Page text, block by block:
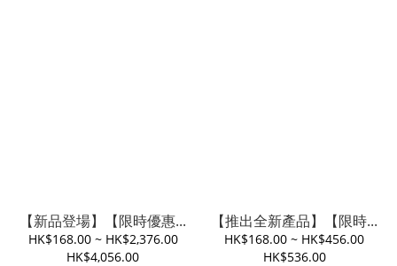
【新品登場】【限時優惠...
HK$168.00 ~ HK$2,376.00
HK$4,056.00
【推出全新產品】【限時...
HK$168.00 ~ HK$456.00
HK$536.00